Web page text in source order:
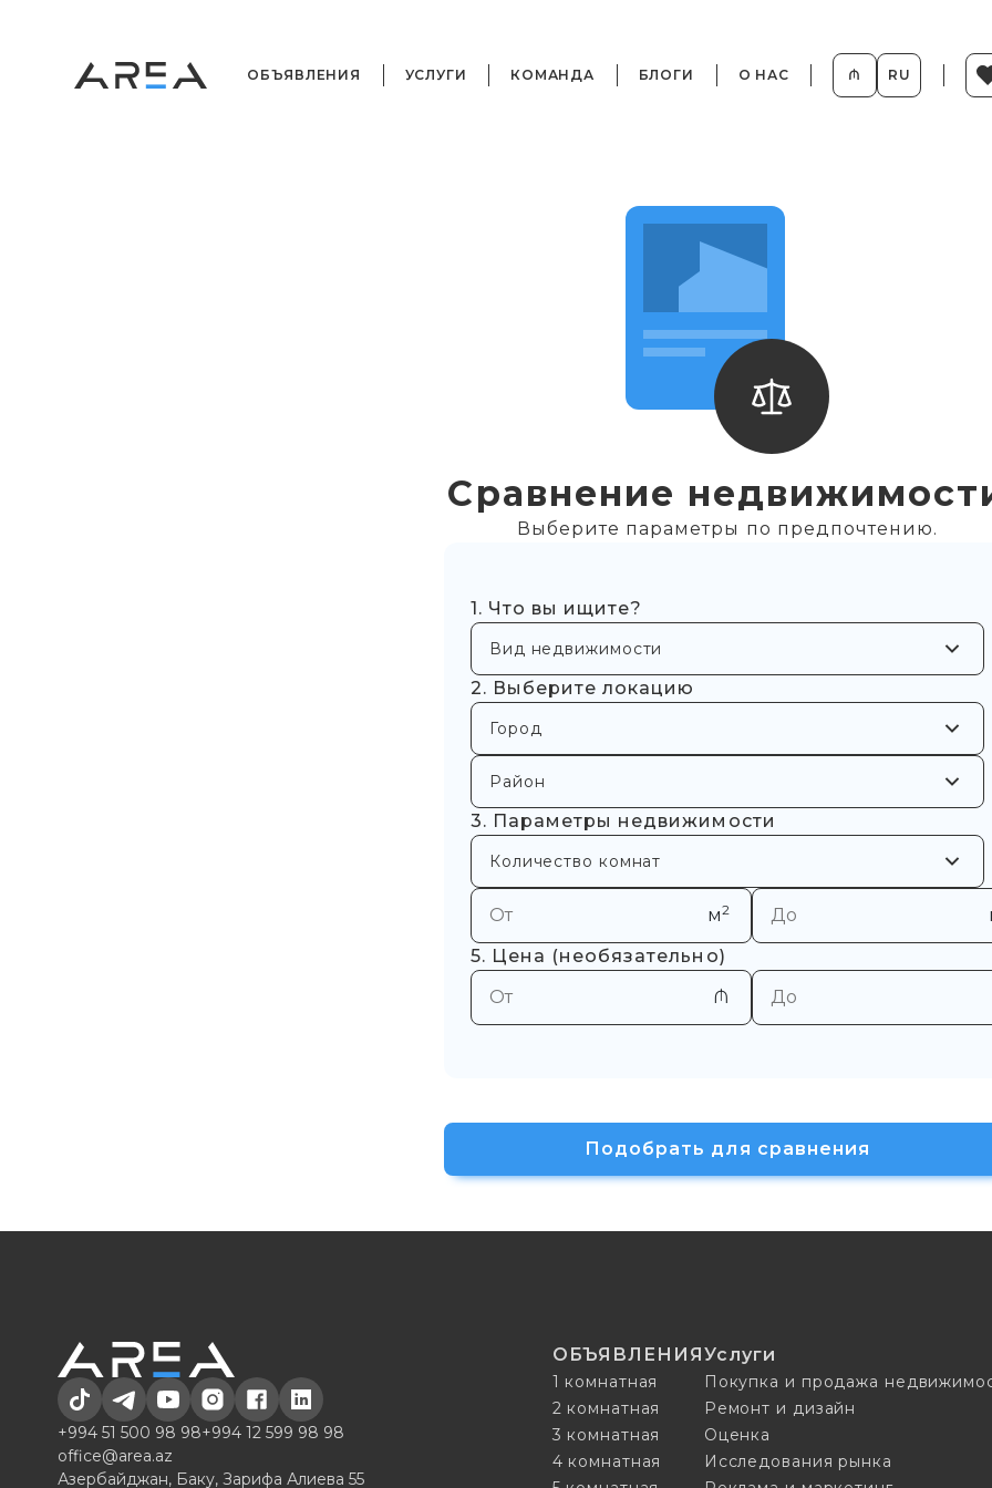
ОБЪЯВЛЕНИЯ УСЛУГИ КОМАНДА БЛОГИ О НАС ₼ RU
Сравнение
Выберите параметры по предпочтению.
1. Что вы ищите?
Вид недвижимости
2. Выберите локацию
Город
Район
3. Параметры недвижимости
Количество комнат
м2
5. Цена (необязательно)
₼
Подобрать для сравнения
+994 51 500 98 98+994 12 599 98 98
office@area.az
Азербайджан, Баку, Зарифа Алиева 55
ОБЪЯВЛЕНИЯ
1 комнатная
2 комнатная
3 комнатная
4 комнатная
Услуги
Покупка и продажа
Ремонт и дизайн
Оценка
Исследования рынка